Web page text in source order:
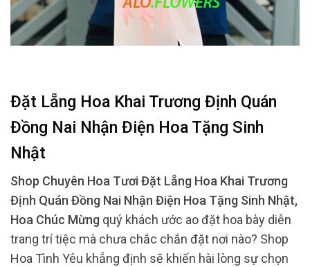
Đặt Lẵng Hoa Khai Trương Định Quán
Đồng Nai Nhận Điện Hoa Tặng Sinh
Nhật
Shop Chuyên Hoa Tươi Đặt Lẵng Hoa Khai Trương
Định Quán Đồng Nai Nhận Điện Hoa Tặng Sinh Nhật,
Hoa Chúc Mừng quý khách ước ao đặt hoa bày diễn
trang trí tiệc mà chưa chắc chắn đặt nơi nào? Shop
Hoa Tình Yêu khẳng định sẽ khiến hài lòng sự chọn